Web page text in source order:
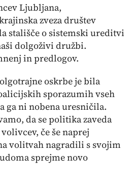
Ljubljana,
zveza društev
stališče o sistemski ureditvi
dolgoživi družbi.
in predlogov.
oskrbe je bila
sporazumih vseh
ga ni nobena uresničila.
da se politika zaveda
če še naprej
volitvah nagradili s svojim
sprejme novo